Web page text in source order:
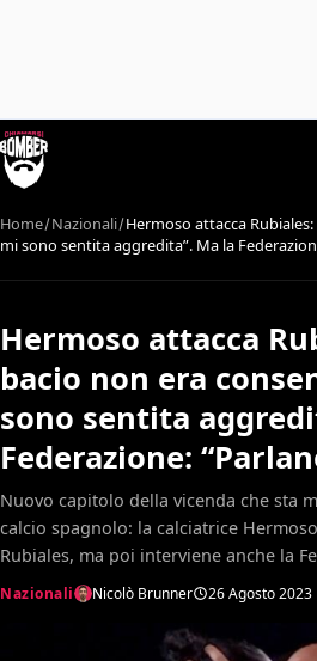
Home Nazionali Hermoso attacca
mi sono sentita aggredita”. Ma la
Hermoso attacca
bacio non era
sono sentita
Federazione:
Nuovo capitolo della vicenda che sta
calcio spagnolo: la calciatrice
Rubiales, ma poi interviene anche la
Nazionali Nicolò Brunner 26 Agosto 2023